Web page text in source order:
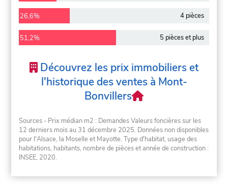
26,6% 4 pièces
51,2% 5 pièces et plus
Découvrez les prix immobiliers et
l'historique des ventes à Mont-
Bonvillers
Sources - Prix médian m2 : Demandes Valeurs foncières sur les
12 derniers mois au 31 décembre 2025. Données non disponibles
pour l'Alsace, la Moselle et Mayotte. Type d'habitat, usage des
habitations, habitants, nombre de pièces et année de construction :
INSEE, 2020.